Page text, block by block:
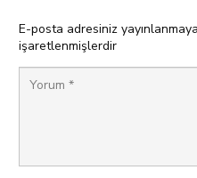
E-posta adresiniz
işaretlenmişlerdir